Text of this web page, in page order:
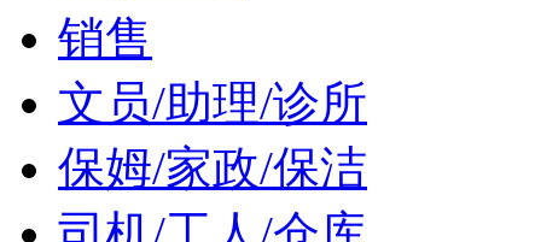
销售
文员/助理/诊所
保姆/家政/保洁